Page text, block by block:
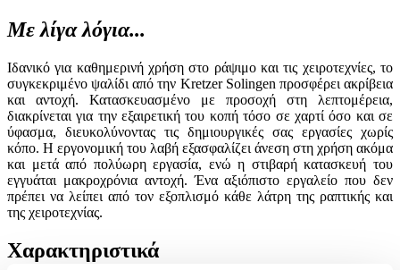
Με λίγα λόγια...
Ιδανικό για καθημερινή χρήση στο ράψιμο και τις χειροτεχνίες, το
συγκεκριμένο ψαλίδι από την Kretzer Solingen προσφέρει ακρίβεια
και αντοχή. Κατασκευασμένο με προσοχή στη λεπτομέρεια,
διακρίνεται για την εξαιρετική του κοπή τόσο σε χαρτί όσο και σε
ύφασμα, διευκολύνοντας τις δημιουργικές σας εργασίες χωρίς
κόπο. Η εργονομική του λαβή εξασφαλίζει άνεση στη χρήση ακόμα
και μετά από πολύωρη εργασία, ενώ η στιβαρή κατασκευή του
εγγυάται μακροχρόνια αντοχή. Ένα αξιόπιστο εργαλείο που δεν
πρέπει να λείπει από τον εξοπλισμό κάθε λάτρη της ραπτικής και
της χειροτεχνίας.
Χαρακτηριστικά